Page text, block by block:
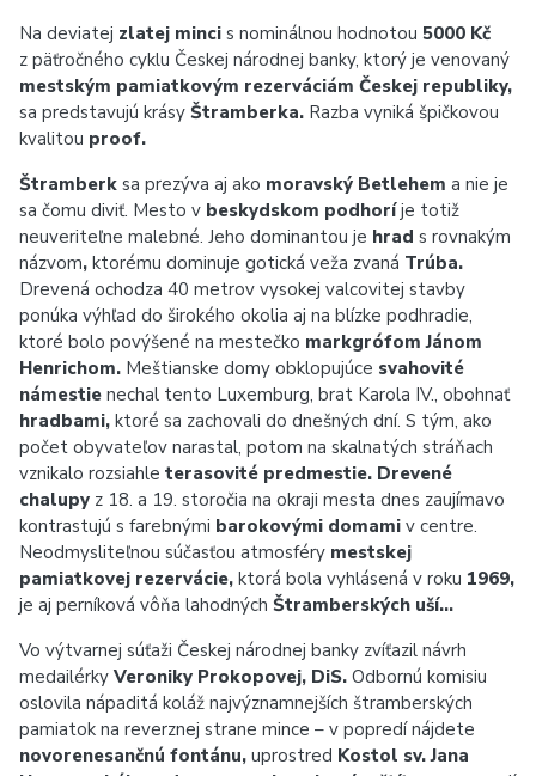
Na deviatej zlatej minci s nominálnou hodnotou 5000 Kč
z päťročného cyklu Českej národnej banky, ktorý je venovaný
mestským pamiatkovým rezerváciám Českej republiky,
sa predstavujú krásy Štramberka. Razba vyniká špičkovou
kvalitou proof.
Štramberk sa prezýva aj ako moravský Betlehem a nie je
sa čomu diviť. Mesto v beskydskom podhoríje totiž
neuveriteľne malebné. Jeho dominantou je hrad s rovnakým
názvom, ktorému dominuje gotická veža zvaná Trúba.
Drevená ochodza 40 metrov vysokej valcovitej stavby
ponúka výhľad do širokého okolia aj na blízke podhradie,
ktoré bolo povýšené na mestečko markgrófom Jánom
Henrichom. Meštianske domy obklopujúce svahovité
námestie nechal tento Luxemburg, brat Karola IV., obohnať
hradbami, ktoré sa zachovali do dnešných dní. S tým, ako
počet obyvateľov narastal, potom na skalnatých stráňach
vznikalo rozsiahle terasovité predmestie. Drevené
chalupy z 18. a 19. storočia na okraji mesta dnes zaujímavo
kontrastujú s farebnými barokovými domami v centre.
Neodmysliteľnou súčasťou atmosféry mestskej
pamiatkovej rezervácie, ktorá bola vyhlásená v roku 1969,
je aj perníková vôňa lahodných Štramberských uší…
Vo výtvarnej súťaži Českej národnej banky zvíťazil návrh
medailérky Veroniky Prokopovej, DiS. Odbornú komisiu
oslovila nápaditá koláž najvýznamnejších štramberských
pamiatok na reverznej strane mince – v popredí nájdete
novorenesančnú fontánu, uprostred Kostol sv. Jana